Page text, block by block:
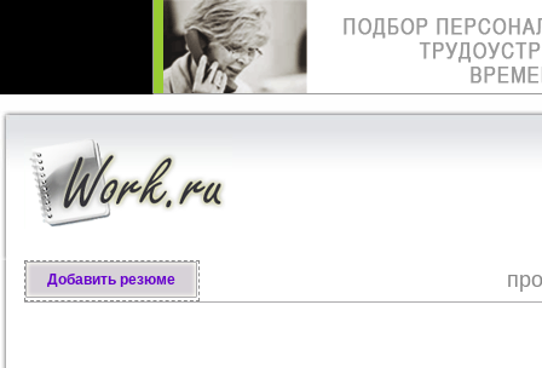
Добавить резюме